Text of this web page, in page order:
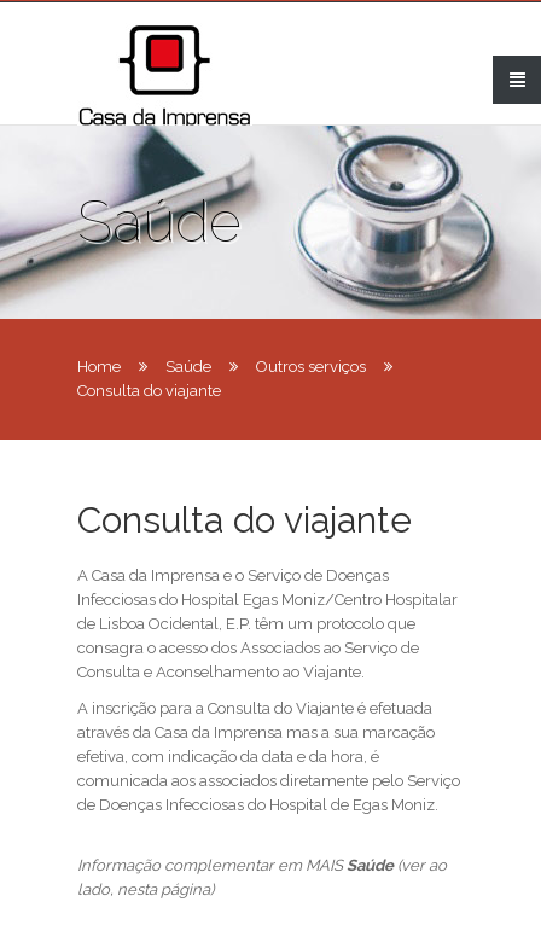
Saúde
Home Saúde
Outros serviços
Consulta do viajante
Consulta do viajante
A Casa da Imprensa e o Serviço de Doenças
Infecciosas do Hospital Egas Moniz/Centro Hospitalar
de Lisboa Ocidental, E.P. têm um protocolo que
consagra o acesso dos Associados ao Serviço de
Consulta e Aconselhamento ao Viajante.
A inscrição para a Consulta do Viajante é efetuada
através da Casa da Imprensa mas a sua marcação
efetiva, com indicação da data e da hora, é
comunicada aos associados diretamente pelo Serviço
de Doenças Infecciosas do Hospital de Egas Moniz.
Informação complementar em MAISSaúde(ver ao
lado, nesta página)